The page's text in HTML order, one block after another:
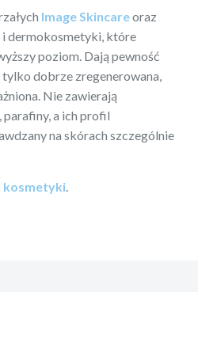
Image Skincareoraz
dermokosmetyki, które
poziom. Dają pewność
dobrze zregenerowana,
Nie zawierają
a ich profil
na skórach szczególnie
kosmetyki